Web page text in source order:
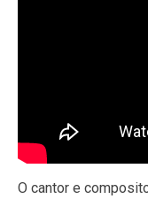
O cantor e